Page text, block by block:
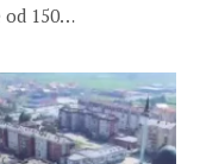
od 150…